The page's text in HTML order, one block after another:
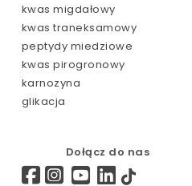
kwas migdałowy
kwas traneksamowy
peptydy miedziowe
kwas pirogronowy
karnozyna
glikacja
Dołącz do nas